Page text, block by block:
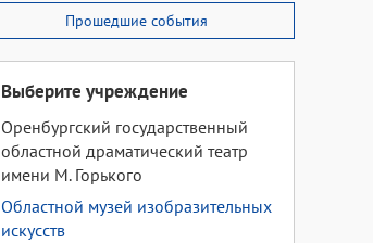
Прошедшие события
Выберите учреждение
Оренбургский государственный
областной драматический театр
имени М. Горького
Областной музей изобразительных
искусств